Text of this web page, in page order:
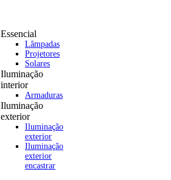
Essencial
Lâmpadas
Projetores
Solares
Iluminação
interior
Armaduras
Iluminação
exterior
Iluminação
exterior
Iluminação
exterior
encastrar